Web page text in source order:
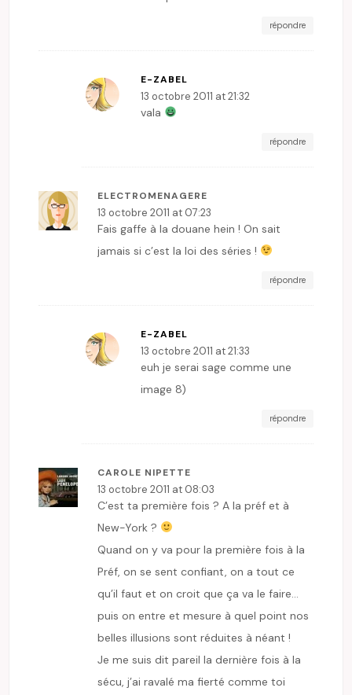
répondre
E-ZABEL
13 octobre 2011 at 21:32
vala
répondre
ELECTROMENAGERE
13 octobre 2011 at 07:23
Fais gaffe à la douane hein ! On sait
jamais si c’est la loi des séries !
répondre
E-ZABEL
13 octobre 2011 at 21:33
euh je serai sage comme une
image 8)
répondre
CAROLE NIPETTE
13 octobre 2011 at 08:03
C’est ta première fois ? A la préf et à
New-York ?
Quand on y va pour la première fois à la
Préf, on se sent confiant, on a tout ce
qu’il faut et on croit que ça va le faire…
puis on entre et mesure à quel point nos
belles illusions sont réduites à néant !
Je me suis dit pareil la dernière fois à la
sécu, j’ai ravalé ma fierté comme toi